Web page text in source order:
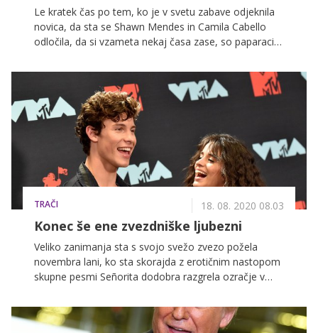
Le kratek čas po tem, ko je v svetu zabave odjeknila
novica, da sta se Shawn Mendes in Camila Cabello
odločila, da si vzameta nekaj časa zase, so paparaci
gostjo. Obiskala ga je namreč Hailey Bieber, žena
pevca Justina Bieberja, s katero sta bila nekoč v zvezi.
Da so govorice o ljubezenskem trikotniku popolne, je
poskrbela kar Hailey, ki je k bivšemu fantu prišla
sama, odšla pa skupaj z možem.
TRAČI 18. 08. 2020 08.03
Konec še ene zvezdniške ljubezni
Veliko zanimanja sta s svojo svežo zvezo požela
novembra lani, ko sta skorajda z erotičnim nastopom
skupne pesmi Señorita dodobra razgrela ozračje v
Mendes in leto dni starejša pevka Camila Cabello
odločila, da skupaj preživita tudi samoizolacijo med